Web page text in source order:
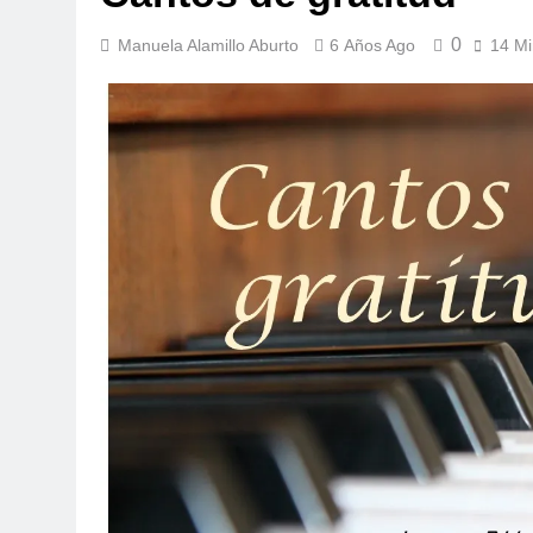
Manuela Alamillo Aburto 6 Años Ago 0 14